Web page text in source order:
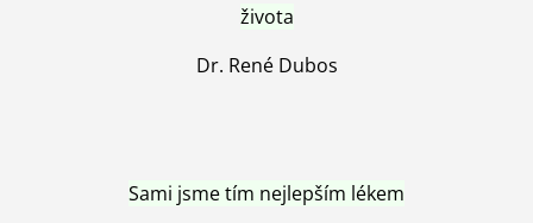
života
Dr. René Dubos
Sami jsme tím nejlepším lékem